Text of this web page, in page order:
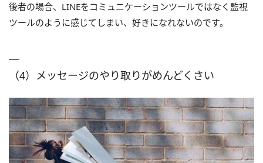
後者の場合、LINEをコミュニケーションツールではなく監視
ツールのように感じてしまい、好きになれないのです。
（4）メッセージのやり取りがめんどくさい